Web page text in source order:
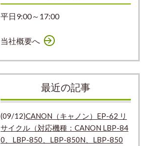
平日9:00～17:00
当社概要へ
最近の記事
(09/12)CANON（キャノン）EP-62 リ
サイクル（対応機種：CANON LBP-84
0、LBP-850、LBP-850N、LBP-850